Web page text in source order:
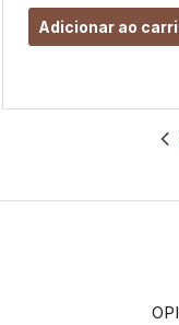
Adicionar ao